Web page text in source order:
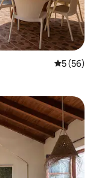
5 de uma
5 (56)